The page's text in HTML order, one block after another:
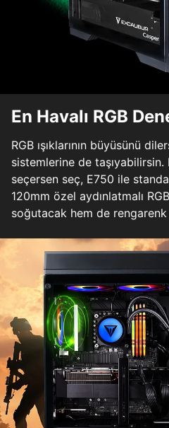
En Havalı RGB
RGB ışıklarının büyüsünü
sistemlerine de
seçersen seç, E750 ile
120mm özel aydınlatmalı
soğutacak hem de rengarenk